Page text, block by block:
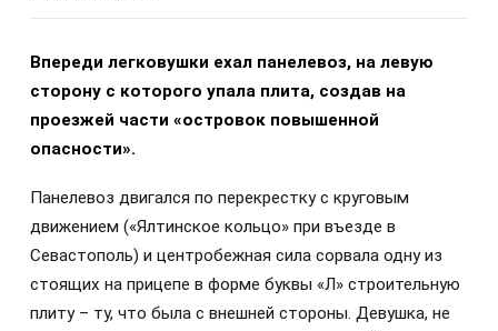
Впереди легковушки ехал панелевоз, на левую
сторону с которого упала плита, создав на
проезжей части «островок повышенной
опасности».
Панелевоз двигался по перекрестку с круговым
движением («Ялтинское кольцо» при въезде в
Севастополь) и центробежная сила сорвала одну из
стоящих на прицепе в форме буквы «Л» строительную
плиту – ту, что была с внешней стороны. Девушка, не